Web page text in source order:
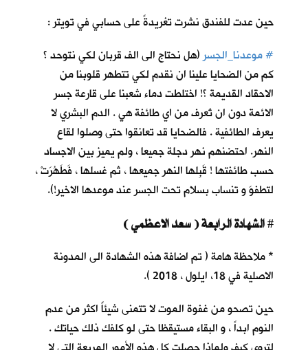
حين عدت للفندق نشرت تغريدةً على حسابي في تويتر :
#موعدنا_الجسر(هل نحتاج الى الف قربان لكي نتوحد ؟
كم من الضحايا علينا ان نقدم لكي تتطهر قلوبنا من
الاحقاد القديمة ؟! اختلطت دماء شعبنا على قارعة جسر
الائمة دون ان تُعرف من اي طائفة هي . الدم البشري لا
يعرف الطائفية . فالضحايا قد تعانقوا حتى وصلوا لقاع
النهر. احتضنهم نهر دجلة جميعا ، ولم يميز بين الاجساد
حسب طائفتها ! قَبِلها النهر جميعها ، ثم غسلها ، فَطَهُرَتْ ،
لتطفوَ و تنساب بسلام تحت الجسر عند موعدها الاخير!).
#
* ملاحظة هامة ( تم اضافة هذه الشهادة الى المدونة
الاصلية في 18، ايلول ، 2018 ).
حين تصحو من غفوة الموت لا تتمنى شيئاً اكثر من عدم
النوم ابداً ، و البقاء مستيقظا حتى لو كلفك ذلك حياتك .